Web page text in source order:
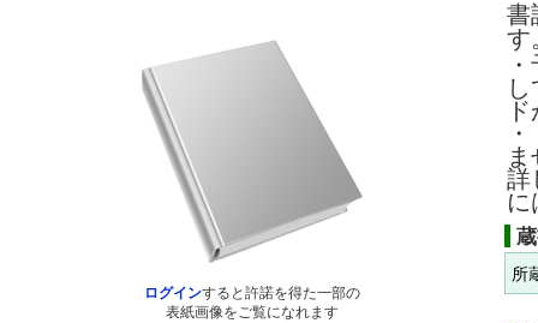
ログインすると許諾を得た一部の
表紙画像をご覧になれます
書
す
詳
に
所